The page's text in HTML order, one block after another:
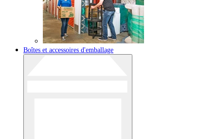
Boîtes et accessoires d'emballage